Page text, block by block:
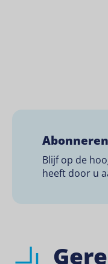
Abonneren
Blijf op de
heeft door u